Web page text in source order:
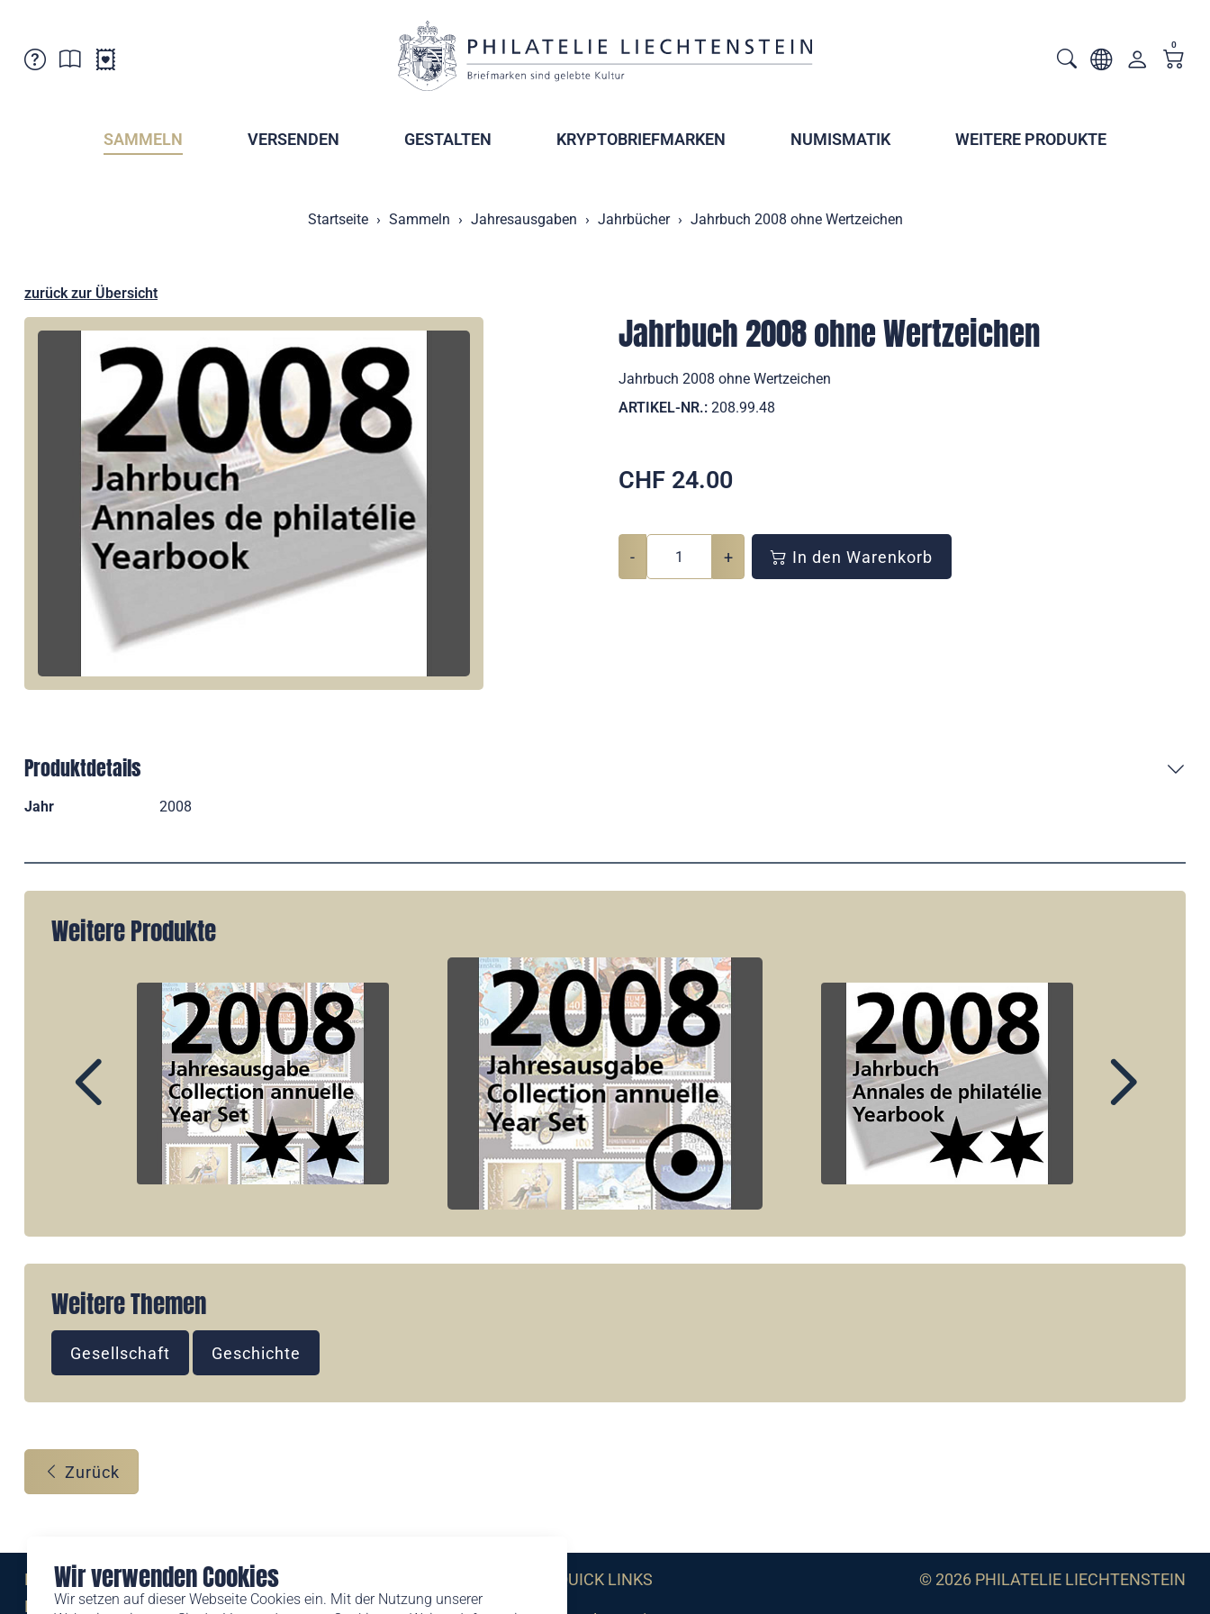
Wir verwenden Cookies
Wir setzen auf dieser Webseite Cookies ein. Mit der Nutzung unserer
Verkaufsstellen
Postcrossing
Abonnemente
0
SAMMELN VERSENDEN GESTALTEN KRYPTOBRIEFMARKEN NUMISMATIK WEITERE PRODUKTE
Startseite Sammeln Jahresausgaben Jahrbücher Jahrbuch 2008 ohne Wertzeichen
zurück zur Übersicht
Jahrbuch 2008 ohne Wertzeichen
Jahrbuch 2008 ohne Wertzeichen
ARTIKEL-NR.: 208.99.48
CHF 24.00
- + In den Warenkorb
Produktdetails
Jahr 2008
Weitere Produkte
Weitere Themen
Gesellschaft Geschichte
Zurück
Eine Marke der
Liechtensteinischen Post AG
QUICK LINKS © 2026 PHILATELIE LIECHTENSTEIN